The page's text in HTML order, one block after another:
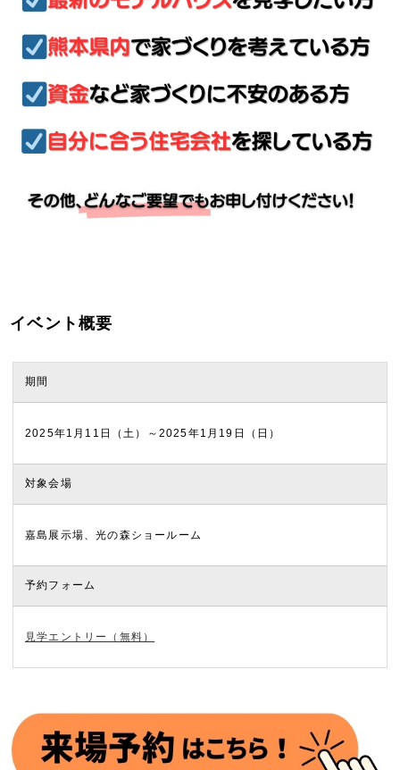
イベント概要
期間
2025年1月11日（土）～2025年1月19日（日）
対象会場
嘉島展示場、光の森ショールーム
予約フォーム
見学エントリー（無料）